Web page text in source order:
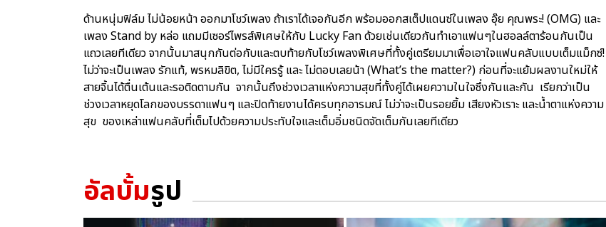
ด้านหนุ่มฟิล์ม ไม่น้อยหน้า ออกมาโชว์เพลง ถ้าเราได้เจอกันอีก พร้อมออกสเต็ปแดนซ์ในเพลง อุ๊ย คุณพระ! (OMG) และ
เพลง Stand by หล่อ แถมมีเซอร์ไพรส์พิเศษให้กับ Lucky Fan ด้วยเช่นเดียวกันทำเอาแฟนๆในฮอลล์ตาร้อนกันเป็น
แถวเลยทีเดียว จากนั้นมาสนุกกันต่อกับและตบท้ายกับโชว์เพลงพิเศษที่ทั้งคู่เตรียมมาเพื่อเอาใจแฟนคลับแบบเต็มแม็กซ์!
ไม่ว่าจะเป็นเพลง รักแท้, พรหมลิขิต, ไม่มีใครรู้ และ ไม่ตอบเลยน้า (What’s the matter?) ก่อนที่จะแย้มผลงานใหม่ให้
สายจิ้นได้ตื่นเต้นและรอติดตามกัน จากนั้นถึงช่วงเวลาแห่งความสุขที่ทั้งคู่ได้เผยความในใจซึ่งกันและกัน เรียกว่าเป็น
ช่วงเวลาหยุดโลกของบรรดาแฟนๆ และปิดท้ายงานได้ครบทุกอารมณ์ ไม่ว่าจะเป็นรอยยิ้ม เสียงหัวเราะ และน้ำตาแห่งความ
สุข ของเหล่าแฟนคลับที่เต็มไปด้วยความประทับใจและเต็มอิ่มชนิดจัดเต็มกันเลยทีเดียว
อัลบั้มรูป